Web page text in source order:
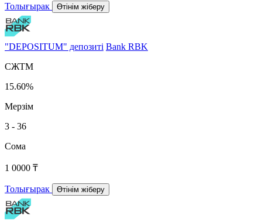
Толығырак Өтінім жіберу
"DEPOSITUM" депозиті Bank RBK
СЖТМ
15.60%
Мерзім
3 - 36
Сома
1 0000 ₸
Толығырак Өтінім жіберу